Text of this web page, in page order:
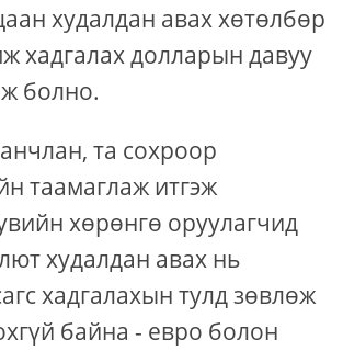
худалдан авах хөтөлбөр
хадгалах долларын давуу
болно.
та сохроор
таамаглаж итгэж
хөрөнгө оруулагчид
худалдан авах нь
хадгалахын тулд зөвлөж
байна - евро болон